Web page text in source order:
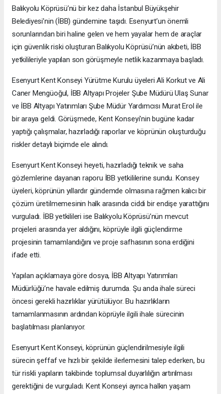
Balıkyolu Köprüsü’nü bir kez daha İstanbul Büyükşehir
Belediyesi’nin (İBB) gündemine taşıdı. Esenyurt’un önemli
sorunlarından biri haline gelen ve hem yayalar hem de araçlar
için güvenlik riski oluşturan Balıkyolu Köprüsü’nün akıbeti, İBB
yetkilileriyle yapılan son görüşmeyle netlik kazanmaya başladı.
Esenyurt Kent Konseyi Yürütme Kurulu üyeleri Ali Korkut ve Ali
Caner Mengüoğul, İBB Altyapı Projeler Şube Müdürü Ulaş Sunar
ve İBB Altyapı Yatırımları Şube Müdür Yardımcısı Murat Erol ile
bir araya geldi. Görüşmede, Kent Konseyi'nin bugüne kadar
yaptığı çalışmalar, hazırladığı raporlar ve köprünün oluşturduğu
riskler detaylı biçimde ele alındı.
Esenyurt Kent Konseyi heyeti, hazırladığı teknik ve saha
gözlemlerine dayanan raporu İBB yetkililerine sundu. Konsey
üyeleri, köprünün yıllardır gündemde olmasına rağmen kalıcı bir
çözüm üretilmemesinin halk arasında ciddi bir endişe yarattığını
vurguladı. İBB yetkilileri ise Balıkyolu Köprüsü’nün mevcut
projeleri arasında yer aldığını, köprüyle ilgili güçlendirme
projesinin tamamlandığını ve proje safhasının sona erdiğini
ifade etti.
Yapılan açıklamaya göre dosya, İBB Altyapı Yatırımları
Müdürlüğü’ne havale edilmiş durumda. Şu anda ihale süreci
öncesi gerekli hazırlıklar yürütülüyor. Bu hazırlıkların
tamamlanmasının ardından köprüyle ilgili ihale sürecinin
başlatılması planlanıyor.
Esenyurt Kent Konseyi, köprünün güçlendirilmesiyle ilgili
sürecin şeffaf ve hızlı bir şekilde ilerlemesini talep ederken, bu
tür riskli yapıların takibinde toplumsal duyarlılığın artırılması
gerektiğini de vurguladı. Kent Konseyi ayrıca halkın yaşam